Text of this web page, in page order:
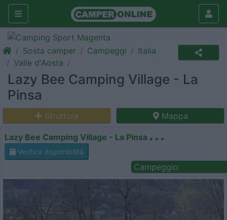
Sosta camper Campeggi
Italia
Valle d'Aosta
Lazy Bee Camping Village - La
Pinsa
Struttura Mappa
Lazy Bee Camping Village - La Pinsa
Verifica disponibilità
Campeggio